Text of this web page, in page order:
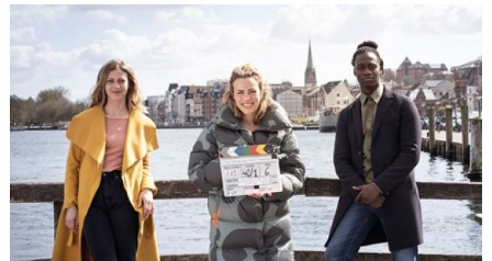
110